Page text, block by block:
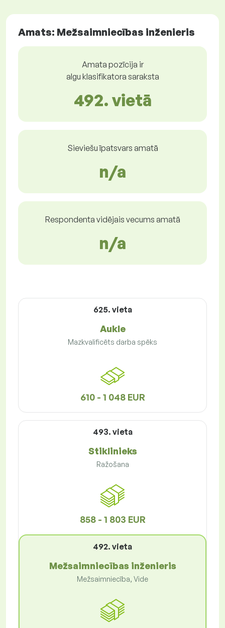
Amats: Mežsaimniecības inženieris
Amata pozīcija ir
algu klasifikatora saraksta
492. vietā
Sieviešu īpatsvars amatā
n/a
Respondenta vidējais vecums amatā
n/a
625. vieta
Aukle
Mazkvalificēts darba spēks
610 - 1 048 EUR
493. vieta
Stiklinieks
Ražošana
858 - 1 803 EUR
492. vieta
Mežsaimniecības inženieris
Mežsaimniecība, Vide